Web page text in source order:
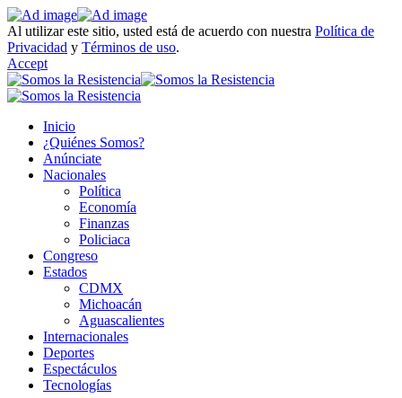
Al utilizar este sitio, usted está de acuerdo con nuestra Política de
Privacidad y Términos de uso.
Accept
Inicio
¿Quiénes Somos?
Anúnciate
Nacionales
Política
Economía
Finanzas
Policiaca
Congreso
Estados
CDMX
Michoacán
Aguascalientes
Internacionales
Deportes
Espectáculos
Tecnologías